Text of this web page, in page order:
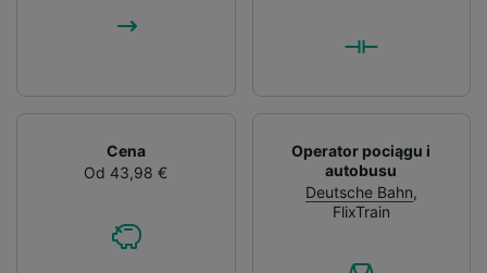
Cena
Od 43,98 €
Operator pociągu i
autobusu
Deutsche Bahn,
FlixTrain